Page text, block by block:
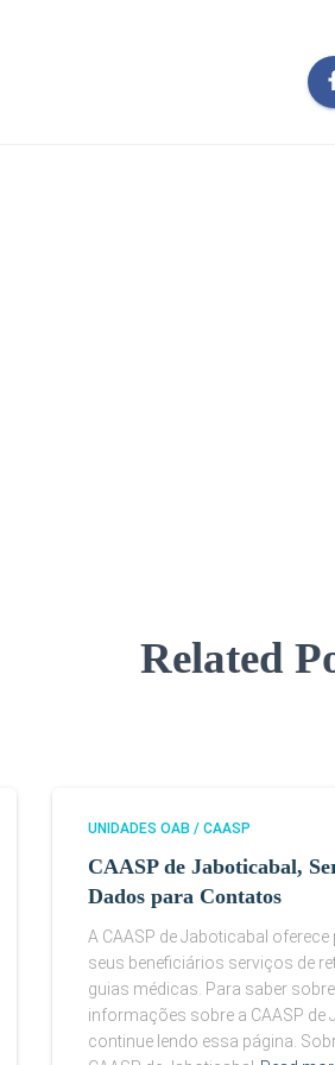
Related
UNIDADES OAB / CAASP
CAASP de Jaboticabal,
Dados para Contatos
A CAASP de Jaboticabal
seus beneficiários serviços de
guias médicas. Para saber
informações sobre a CAASP de
continue lendo essa página.